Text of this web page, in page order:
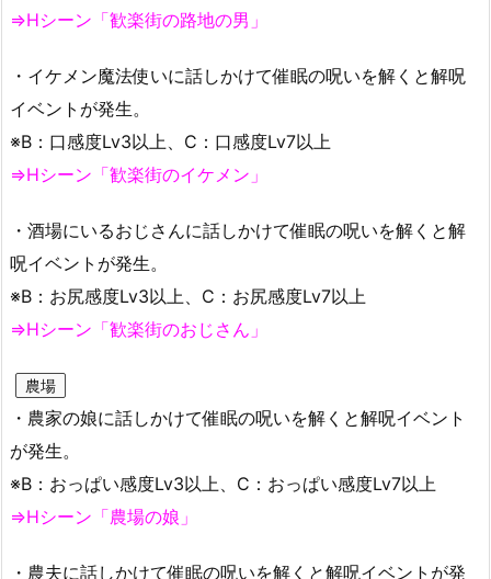
⇒Hシーン「歓楽街の路地の男」
・イケメン魔法使いに話しかけて催眠の呪いを解くと解呪
イベントが発生。
※B：口感度Lv3以上、C：口感度Lv7以上
⇒Hシーン「歓楽街のイケメン」
・酒場にいるおじさんに話しかけて催眠の呪いを解くと解
呪イベントが発生。
※B：お尻感度Lv3以上、C：お尻感度Lv7以上
⇒Hシーン「歓楽街のおじさん」
農場
・農家の娘に話しかけて催眠の呪いを解くと解呪イベント
が発生。
※B：おっぱい感度Lv3以上、C：おっぱい感度Lv7以上
⇒Hシーン「農場の娘」
・農夫に話しかけて催眠の呪いを解くと解呪イベントが発